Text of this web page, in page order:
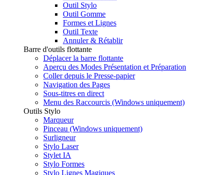
Outil Stylo
Outil Gomme
Formes et Lignes
Outil Texte
Annuler & Rétablir
Barre d'outils flottante
Déplacer la barre flottante
Aperçu des Modes Présentation et Préparation
Coller depuis le Presse-papier
Navigation des Pages
Sous-titres en direct
Menu des Raccourcis (Windows uniquement)
Outils Stylo
Marqueur
Pinceau (Windows uniquement)
Surligneur
Stylo Laser
Stylet IA
Stylo Formes
Stylo Lignes Magiques